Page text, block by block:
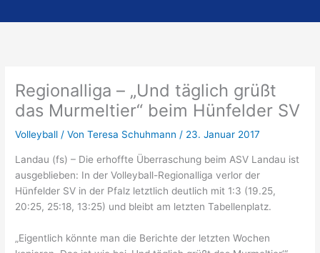
Regionalliga – „Und täglich grüßt
das Murmeltier“ beim Hünfelder SV
Volleyball / VonTeresa Schuhmann/ 23. Januar 2017
Landau (fs) – Die erhoffte Überraschung beim ASV Landau ist
ausgeblieben: In der Volleyball-Regionalliga verlor der
Hünfelder SV in der Pfalz letztlich deutlich mit 1:3 (19.25,
20:25, 25:18, 13:25) und bleibt am letzten Tabellenplatz.
„Eigentlich könnte man die Berichte der letzten Wochen